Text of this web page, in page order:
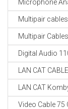
Microphone
Multipair cables
Multipair
Digital Audio
LAN CAT
LAN CAT
Video Cable 75